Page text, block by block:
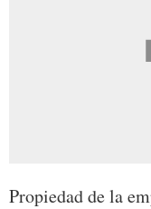
Propiedad de la